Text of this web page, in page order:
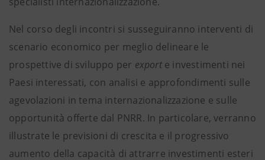
Nel corso degli incontri si susseguiranno interventi di
scenario economico per meglio delineare le
prospettive di sviluppo per exporte investimenti nei
Paesi interessati, con analisi e approfondimenti sulle
agevolazioni in tema internazionalizzazione e sulle
opportunità offerte dal PNRR. In particolare, verranno
illustrate le previsioni di crescita e il progressivo
aumento della capacità di attrarre investimenti esteri